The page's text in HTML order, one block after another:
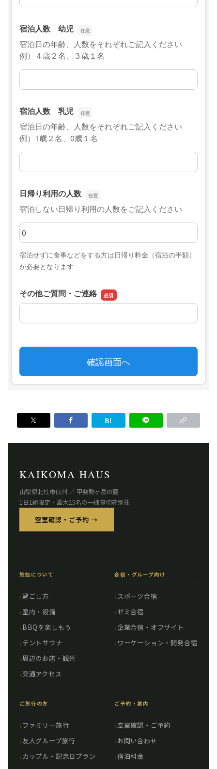
KAIKOMA HAUS
山梨県北杜市白州 ／ 甲斐駒ヶ岳の麓
1日1組限定・最大25名の一棟貸切貸別荘
空室確認・ご予約 →
施設について
過ごし方
室内・設備
BBQを楽しもう
テントサウナ
周辺のお店・観光
交通アクセス
合宿・グループ向け
スポーツ合宿
ゼミ合宿
企業合宿・オフサイト
ワーケーション・開発合宿
ご旅行の方
ファミリー旅行
友人グループ旅行
カップル・記念日プラン
ご予約・案内
空室確認・ご予約
お問い合わせ
宿泊料金